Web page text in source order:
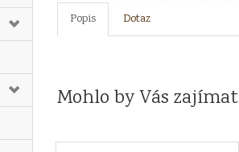
Popis Dotaz
Mohlo by Vás zajímat